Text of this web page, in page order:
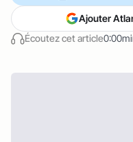
Écoutez cet article
Ajouter